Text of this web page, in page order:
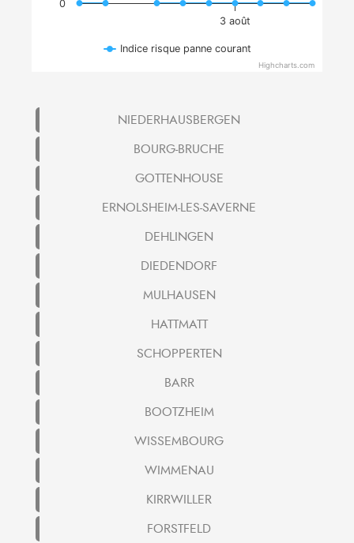
3 août
0
Indice risque panne courant
Highcharts.com
NIEDERHAUSBERGEN
BOURG-BRUCHE
GOTTENHOUSE
ERNOLSHEIM-LES-SAVERNE
DEHLINGEN
DIEDENDORF
MULHAUSEN
HATTMATT
SCHOPPERTEN
BARR
BOOTZHEIM
WISSEMBOURG
WIMMENAU
KIRRWILLER
FORSTFELD